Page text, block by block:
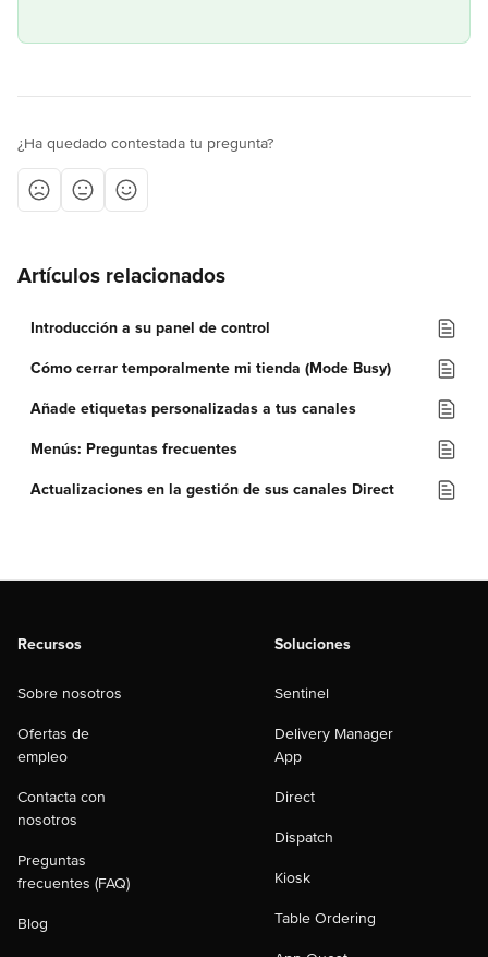
¿Ha quedado contestada tu pregunta?
Artículos relacionados
Introducción a su panel de control
Cómo cerrar temporalmente mi tienda (Mode Busy)
Añade etiquetas personalizadas a tus canales
Menús: Preguntas frecuentes
Actualizaciones en la gestión de sus canales Direct
Recursos
Sobre nosotros
Ofertas de
empleo
Contacta con
nosotros
Preguntas
frecuentes (FAQ)
Blog
Soluciones
Sentinel
Delivery Manager
App
Direct
Dispatch
Kiosk
Table Ordering